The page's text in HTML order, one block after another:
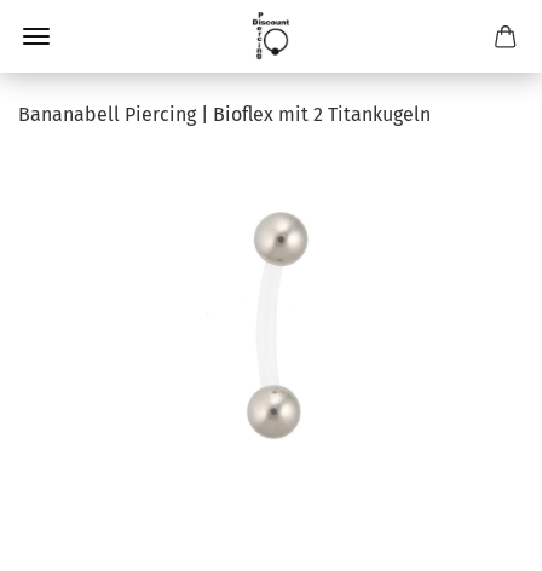
Bananabell Piercing | Bioflex mit 2 Titankugeln